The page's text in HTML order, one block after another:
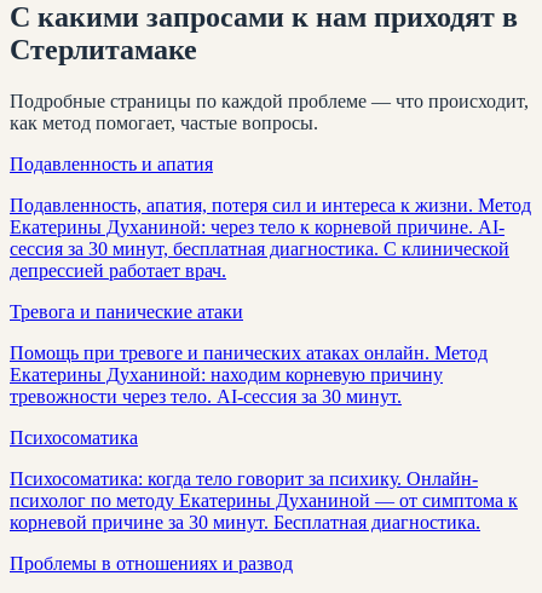
С какими запросами к нам приходят в
Стерлитамаке
Подробные страницы по каждой проблеме — что происходит,
как метод помогает, частые вопросы.
Подавленность и апатия
Подавленность, апатия, потеря сил и интереса к жизни. Метод
Екатерины Духаниной: через тело к корневой причине. AI-
сессия за 30 минут, бесплатная диагностика. С клинической
депрессией работает врач.
Тревога и панические атаки
Помощь при тревоге и панических атаках онлайн. Метод
Екатерины Духаниной: находим корневую причину
тревожности через тело. AI-сессия за 30 минут.
Психосоматика
Психосоматика: когда тело говорит за психику. Онлайн-
психолог по методу Екатерины Духаниной — от симптома к
корневой причине за 30 минут. Бесплатная диагностика.
Проблемы в отношениях и развод